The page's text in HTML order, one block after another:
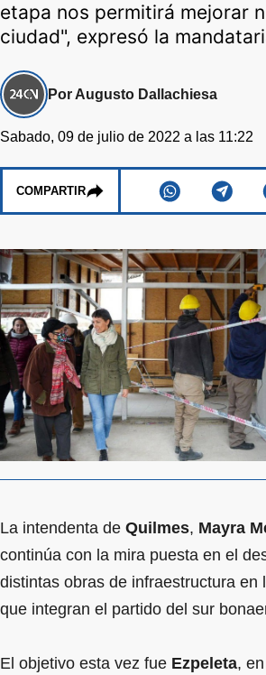
etapa nos permitirá mejorar
ciudad", expresó la
Por Augusto Dallachiesa
Sabado, 09 de julio de 2022 a las 11:22
COMPARTIR
La intendenta de Quilmes, Mayra
continúa con la mira puesta en el
distintas obras de infraestructura en
que integran el partido del sur
El objetivo esta vez fue Ezpeleta,